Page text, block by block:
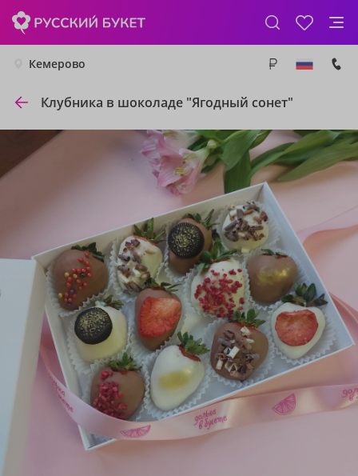
Кемерово
Клубника в шоколаде "Ягодный сонет"